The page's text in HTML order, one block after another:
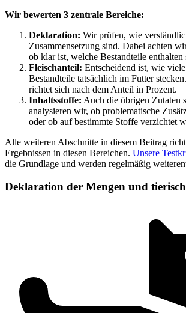
Wir bewerten 3 zentrale Bereiche:
Deklaration: Wir prüfen, wie
Zusammensetzung sind. Dabei achten
ob klar ist, welche Bestandteile enthalten
Fleischanteil: Entscheidend ist, wie
Bestandteile tatsächlich im Futter
richtet sich nach dem Anteil in Prozent.
Inhaltsstoffe: Auch die übrigen Zutaten
analysieren wir, ob problematische
oder ob auf bestimmte Stoffe verzichtet
Alle weiteren Abschnitte in diesem Beitrag
Ergebnissen in diesen Bereichen. Unsere
die Grundlage und werden regelmäßig
Deklaration der Mengen und